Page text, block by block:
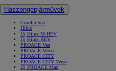
Haszongépjárművek
Corolla Van
Hilux
Új Hilux M-HEV
Új Hilux BEV
PROACE Van
PROACE Verso
PROACE CITY
PROACE CITY Verso
Új PROACE Max